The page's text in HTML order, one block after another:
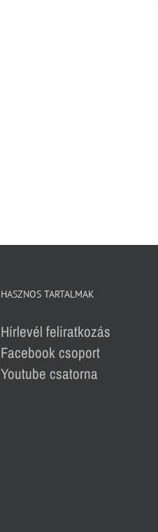
HASZNOS TARTALMAK
Hírlevél feliratkozás
Facebook csoport
Youtube csatorna